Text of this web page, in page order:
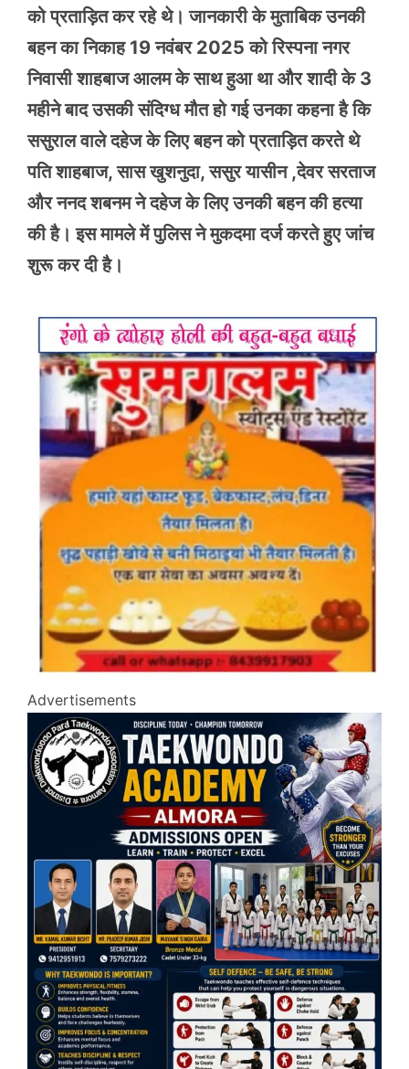
को प्रताड़ित कर रहे थे। जानकारी के मुताबिक उनकी
बहन का निकाह 19 नवंबर 2025 को रिस्पना नगर
निवासी शाहबाज आलम के साथ हुआ था और शादी के 3
महीने बाद उसकी संदिग्ध मौत हो गई उनका कहना है कि
ससुराल वाले दहेज के लिए बहन को प्रताड़ित करते थे
पति शाहबाज, सास खुशनुदा, ससुर यासीन ,देवर सरताज
और ननद शबनम ने दहेज के लिए उनकी बहन की हत्या
की है। इस मामले में पुलिस ने मुकदमा दर्ज करते हुए जांच
शुरू कर दी है।
Advertisements